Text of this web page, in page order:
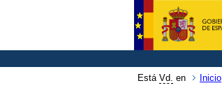
Está Vd. en Inicio